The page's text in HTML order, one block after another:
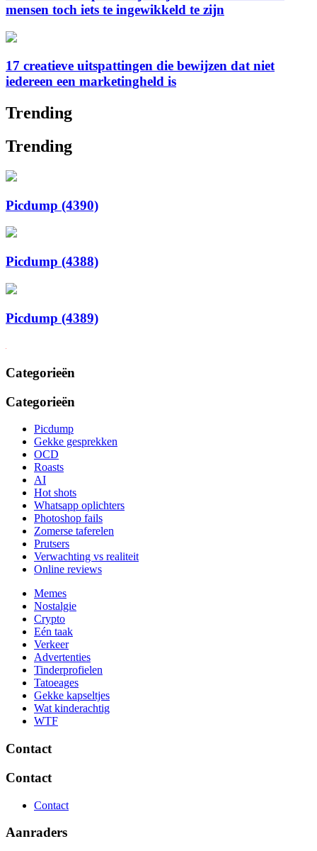
mensen toch iets te ingewikkeld te zijn
17 creatieve uitspattingen die bewijzen dat niet
iedereen een marketingheld is
Trending
Trending
Picdump (4390)
Picdump (4388)
Picdump (4389)
Categorieën
Categorieën
Picdump
Gekke gesprekken
OCD
Roasts
AI
Hot shots
Whatsapp oplichters
Photoshop fails
Zomerse taferelen
Prutsers
Verwachting vs realiteit
Online reviews
Memes
Nostalgie
Crypto
Eén taak
Verkeer
Advertenties
Tinderprofielen
Tatoeages
Gekke kapseltjes
Wat kinderachtig
WTF
Contact
Contact
Contact
Aanraders